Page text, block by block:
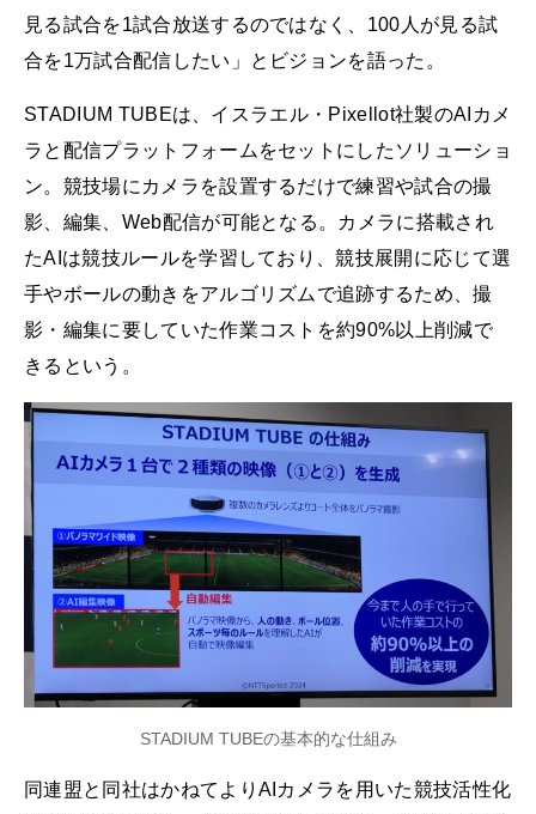
見る試合を1試合放送するのではなく、100人が見る試
合を1万試合配信したい」とビジョンを語った。
STADIUM TUBEは、イスラエル・Pixellot社製のAIカメ
ラと配信プラットフォームをセットにしたソリューショ
ン。競技場にカメラを設置するだけで練習や試合の撮
影、編集、Web配信が可能となる。カメラに搭載され
たAIは競技ルールを学習しており、競技展開に応じて選
手やボールの動きをアルゴリズムで追跡するため、撮
影・編集に要していた作業コストを約90%以上削減で
きるという。
STADIUM TUBEの基本的な仕組み
同連盟と同社はかねてよりAIカメラを用いた競技活性化